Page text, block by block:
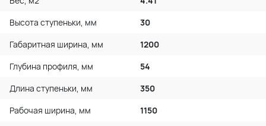
Высота ступеньки, мм
30
Габаритная ширина, мм
1200
Глубина профиля, мм
54
Длина ступеньки, мм
350
Рабочая ширина, мм
1150